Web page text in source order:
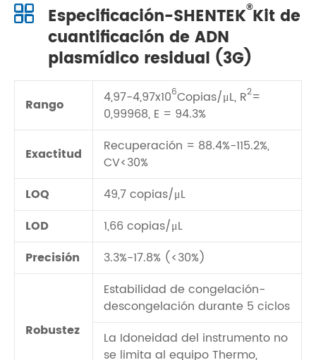
Especificación-SHENTEK®Kit de
cuantificación de ADN
plasmídico residual (3G)
Rango 4,97-4,97x106Copias/μL, R2=
0,99968, E = 94.3%
Exactitud
Recuperación = 88.4%-115.2%,
CV<30%
LOQ
49,7 copias/μL
LOD
1,66 copias/μL
Precisión
3.3%-17.8% (<30%)
Robustez
Estabilidad de congelación-
descongelación durante 5 ciclos
La Idoneidad del instrumento no
se limita al equipo Thermo,